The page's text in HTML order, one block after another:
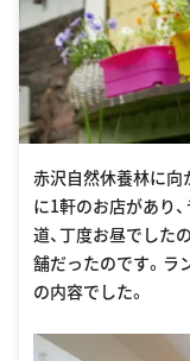
赤沢自然休養林に向
に1軒のお店があり
道、丁度お昼でした
舗だったのです。ラ
の内容でした。